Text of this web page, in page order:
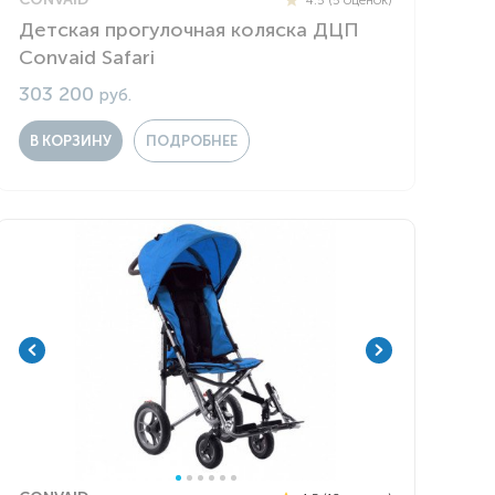
Детская прогулочная коляска ДЦП
Convaid Safari
303 200 руб.
В КОРЗИНУ ПОДРОБНЕЕ